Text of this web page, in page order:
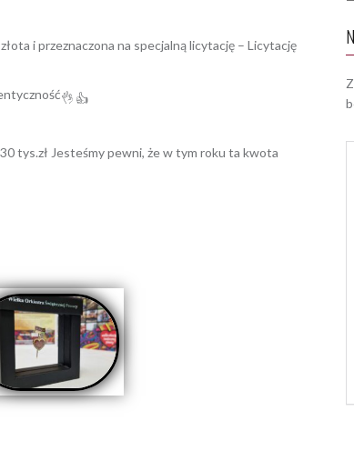
i przeznaczona na specjalną licytację – Licytację
tys.zł Jesteśmy pewni, że w tym roku ta kwota